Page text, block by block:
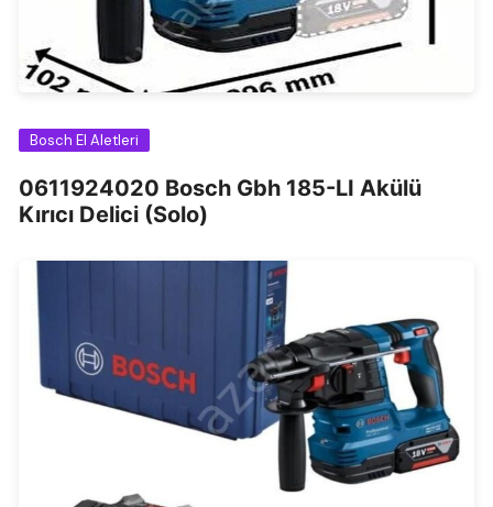
Bosch El Aletleri
0611924020 Bosch Gbh 185-LI Akülü
Kırıcı Delici (Solo)